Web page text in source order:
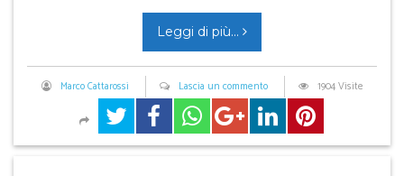
Leggi di più...
Marco Cattarossi Lascia un commento 1904 Visite